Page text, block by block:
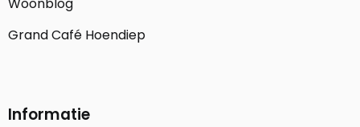
Woonblog
Grand Café Hoendiep
Informatie